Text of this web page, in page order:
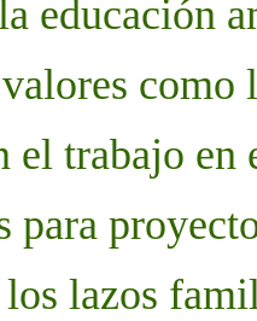
educación
como
el trabajo
para
lazos